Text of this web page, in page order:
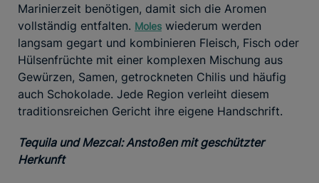
Marinierzeit benötigen, damit sich die Aromen
vollständig entfalten. Moles wiederum werden
langsam gegart und kombinieren Fleisch, Fisch oder
Hülsenfrüchte mit einer komplexen Mischung aus
Gewürzen, Samen, getrockneten Chilis und häufig
auch Schokolade. Jede Region verleiht diesem
traditionsreichen Gericht ihre eigene Handschrift.
Tequila und Mezcal: Anstoßen mit geschützter
Herkunft